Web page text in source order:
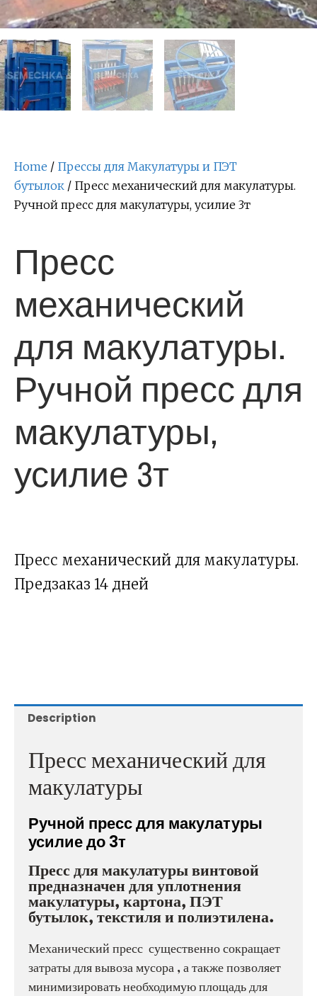
Home / Прессы для Макулатуры и ПЭТ
бутылок / Пресс механический для макулатуры.
Ручной пресс для макулатуры, усилие 3т
Пресс
механический
для макулатуры.
Ручной пресс для
макулатуры,
усилие 3т
Пресс механический для макулатуры.
Предзаказ 14 дней
Description
Пресс механический для
макулатуры
Ручной пресс для макулатуры
усилие до 3т
Пресс для макулатуры винтовой
предназначен для уплотнения
макулатуры, картона, ПЭТ
бутылок, текстиля и полиэтилена.
Механический пресс существенно сокращает
затраты для вывоза мусора , а также позволяет
минимизировать необходимую площадь для